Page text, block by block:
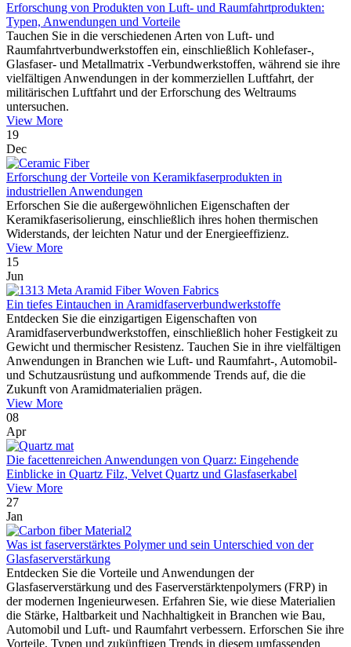
Erforschung von Produkten von Luft- und Raumfahrtprodukten:
Typen, Anwendungen und Vorteile
Tauchen Sie in die verschiedenen Arten von Luft- und
Raumfahrtverbundwerkstoffen ein, einschließlich Kohlefaser-,
Glasfaser- und Metallmatrix -Verbundwerkstoffen, während sie ihre
vielfältigen Anwendungen in der kommerziellen Luftfahrt, der
militärischen Luftfahrt und der Erforschung des Weltraums
untersuchen.
View More
19
Dec
Erforschung der Vorteile von Keramikfaserprodukten in
industriellen Anwendungen
Erforschen Sie die außergewöhnlichen Eigenschaften der
Keramikfaserisolierung, einschließlich ihres hohen thermischen
Widerstands, der leichten Natur und der Energieeffizienz.
View More
15
Jun
Ein tiefes Eintauchen in Aramidfaserverbundwerkstoffe
Entdecken Sie die einzigartigen Eigenschaften von
Aramidfaserverbundwerkstoffen, einschließlich hoher Festigkeit zu
Gewicht und thermischer Resistenz. Tauchen Sie in ihre vielfältigen
Anwendungen in Branchen wie Luft- und Raumfahrt-, Automobil-
und Schutzausrüstung und aufkommende Trends auf, die die
Zukunft von Aramidmaterialien prägen.
View More
08
Apr
Die facettenreichen Anwendungen von Quarz: Eingehende
Einblicke in Quartz Filz, Velvet Quartz und Glasfaserkabel
View More
27
Jan
Was ist faserverstärktes Polymer und sein Unterschied von der
Glasfaserverstärkung
Entdecken Sie die Vorteile und Anwendungen der
Glasfaserverstärkung und des Faserverstärktenpolymers (FRP) in
der modernen Ingenieurwesen. Erfahren Sie, wie diese Materialien
die Stärke, Haltbarkeit und Nachhaltigkeit in Branchen wie Bau,
Automobil und Luft- und Raumfahrt verbessern. Erforschen Sie ihre
Vorteile, Typen und zukünftigen Trends in diesem umfassenden